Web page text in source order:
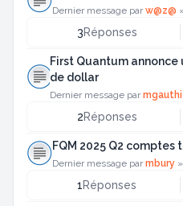
Dernier message parw@z@
3Réponses
First Quantum annonce
de dollar
Dernier message par
2Réponses
FQM 2025 Q2 comptes
Dernier message parmbury »
1Réponses